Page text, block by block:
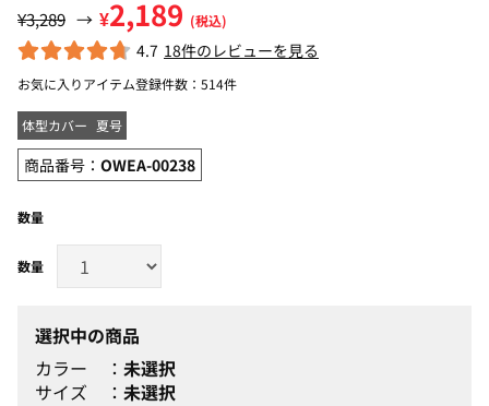
¥3,289 → ¥2,189 (税込)
4.7 18件のレビューを見る
お気に入りアイテム登録件数： 514件
体型カバー 夏号
商品番号： OWEA-00238
数量
選択中の商品
カラー
未選択
サイズ
未選択